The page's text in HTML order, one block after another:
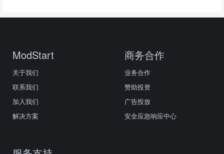
ModStart
关于我们
联系我们
加入我们
解决方案
商务合作
业务合作
赞助投资
广告投放
安全应急响应中心